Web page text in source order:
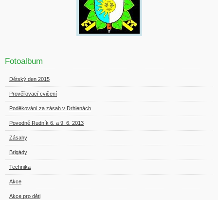
Fotoalbum
Dětský den 2015
Prověřovací cvičení
Poděkování za zásah v Drhlenách
Povodně Rudník 6. a 9. 6. 2013
Zásahy
Brigády
Technika
Akce
Akce pro děti